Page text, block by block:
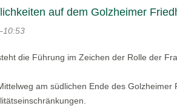
auf dem Golzheimer
die Führung im Zeichen der Rolle der
am südlichen Ende des Golzheimer